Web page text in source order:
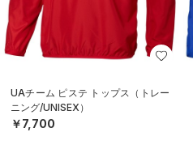
UAチーム ピステ トップス（トレー
ニング/UNISEX）
￥7,700